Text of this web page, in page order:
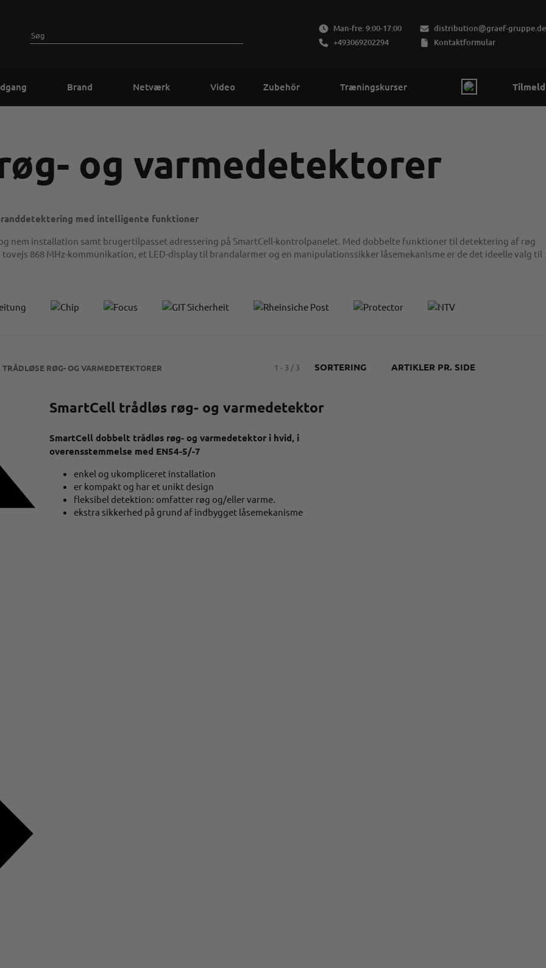
Man-fre: 9:00-17:00
+493069202294
distribution@graef-gruppe.de
Kontaktformular
Brand Netværk Video Zubehör Træningskurser Tilmeld
og varmedetektorer
med intelligente funktioner
nem installation samt brugertilpasset adressering på SmartCell-kontrolpanelet. Med dobbelte funktioner til detektering af røg
868 MHz-kommunikation, et LED-display til brandalarmer og en manipulationssikker låsemekanisme er de det ideelle valg til
TRÅDLØSE RØG- OG VARMEDETEKTORER 1 - 3 / 3 SORTERING ARTIKLER PR. SIDE
SmartCell trådløs røg- og varmedetektor
SmartCell dobbelt trådløs røg- og varmedetektor i hvid, i
overensstemmelse med EN54-5/-7
enkel og ukompliceret installation
er kompakt og har et unikt design
fleksibel detektion: omfatter røg og/eller varme.
ekstra sikkerhed på grund af indbygget låsemekanisme